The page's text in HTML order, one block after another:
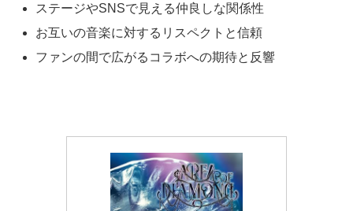
ステージやSNSで見える仲良しな関係性
お互いの音楽に対するリスペクトと信頼
ファンの間で広がるコラボへの期待と反響